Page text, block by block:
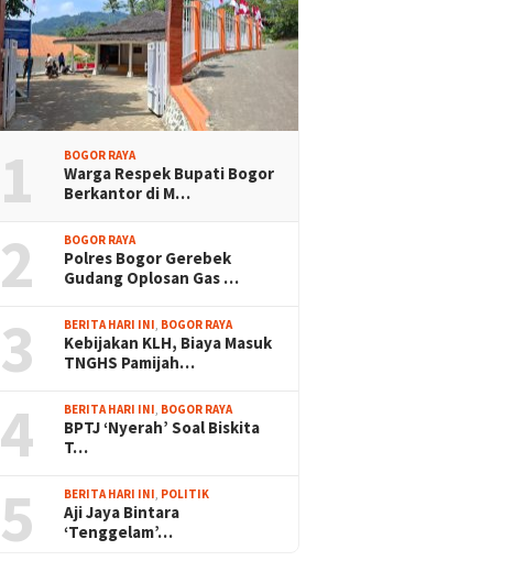
1 BOGOR RAYA
Warga Respek Bupati Bogor
Berkantor di M…
2 BOGOR RAYA
Polres Bogor Gerebek
Gudang Oplosan Gas …
3 BERITA HARI INI, BOGOR RAYA
Kebijakan KLH, Biaya Masuk
TNGHS Pamijah…
4 BERITA HARI INI, BOGOR RAYA
BPTJ ‘Nyerah’ Soal Biskita
T…
5 BERITA HARI INI, POLITIK
Aji Jaya Bintara
‘Tenggelam’…